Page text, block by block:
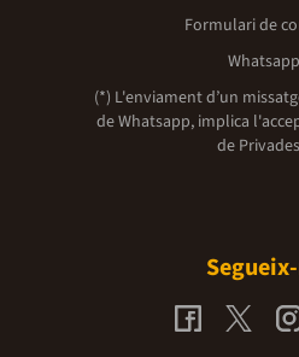
Formulari de
Whatsapp
(*) L'enviament d’un
de Whatsapp, implica
de